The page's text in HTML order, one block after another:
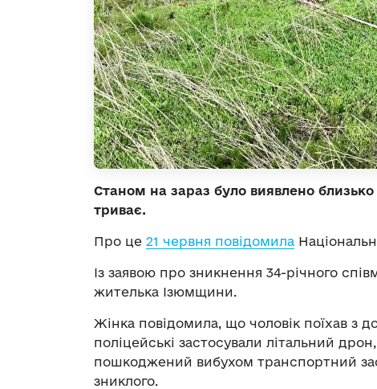
Станом на зараз було виявлено
триває.
Про це 21 червня повідомила
Із заявою про зникнення 34-річного
жителька Ізюмщини.
Жінка повідомила, що чоловік поїхав з
поліцейські застосували літальний
пошкоджений вибухом транспортний
зниклого.